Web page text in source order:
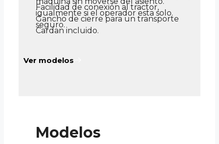
Facilidad de conexión al tractor,
igualmente si el operador esta solo.
Gancho de cierre para un transporte
seguro.
Cardan incluido.
Ver modelos
Modelos